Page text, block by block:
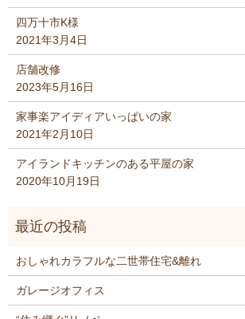
四万十市K様
2021年3月4日
店舗改修
2023年5月16日
家事楽アイディアいっぱいの家
2021年2月10日
アイランドキッチンのある平屋の家
2020年10月19日
おしゃれカラフルな二世帯住宅&離れ
ガレージオフィス